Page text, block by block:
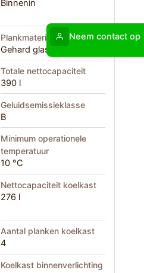
Binnenin
Plankmateriaal
Gehard glas
Totale nettocapaciteit
390 l
Geluidsemissieklasse
B
Minimum operationele
temperatuur
10 °C
Nettocapaciteit koelkast
276 l
Aantal planken koelkast
4
Koelkast binnenverlichting
Neem contact op